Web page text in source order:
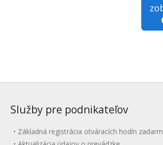
Služby pre podnikateľov
Základná registrácia otváracích hodín